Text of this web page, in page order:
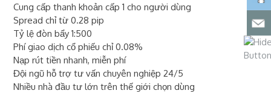
Cung cấp thanh khoản cấp 1 cho người dùng
Spread chỉ từ 0.28 pip
Tỷ lệ đòn bẩy 1:500
Phí giao dịch cổ phiếu chỉ 0.08%
Nạp rút tiền nhanh, miễn phí
Đội ngũ hỗ trợ tư vấn chuyên nghiệp 24/5
Nhiều nhà đầu tư lớn trên thế giới chọn dùng